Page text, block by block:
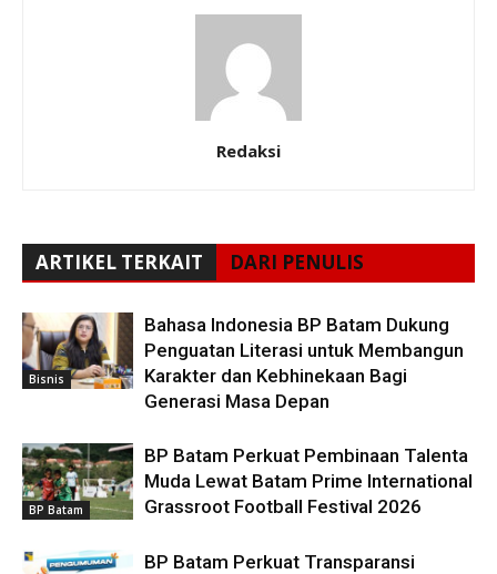
Redaksi
ARTIKEL TERKAIT DARI PENULIS
Bisnis
Bahasa Indonesia BP Batam Dukung
Penguatan Literasi untuk Membangun
Karakter dan Kebhinekaan Bagi
Generasi Masa Depan
BP Batam
BP Batam Perkuat Pembinaan Talenta
Muda Lewat Batam Prime International
Grassroot Football Festival 2026
BP Batam Perkuat Transparansi